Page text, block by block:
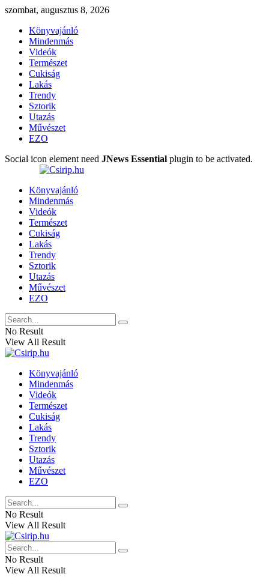
szombat, augusztus 8, 2026
Könyvajánló
Mindenmás
Videók
Természet
Cukiság
Lakás
Trendy
Sztorik
Utazás
Művészet
EZO
Social icon element need JNews Essential plugin to be activated.
Könyvajánló
Mindenmás
Videók
Természet
Cukiság
Lakás
Trendy
Sztorik
Utazás
Művészet
EZO
No Result
View All Result
Könyvajánló
Mindenmás
Videók
Természet
Cukiság
Lakás
Trendy
Sztorik
Utazás
Művészet
EZO
No Result
View All Result
No Result
View All Result